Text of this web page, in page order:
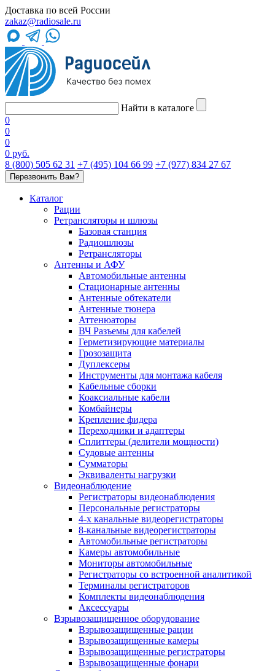
Доставка по всей России
zakaz@radiosale.ru
Найти в каталоге
0
0
0
0 руб.
8 (800) 505 62 31 +7 (495) 104 66 99 +7 (977) 834 27 67
Перезвонить Вам?
Каталог
Рации
Ретрансляторы и шлюзы
Базовая станция
Радиошлюзы
Ретрансляторы
Антенны и АФУ
Автомобильные антенны
Стационарные антенны
Антенные обтекатели
Антенные тюнера
Аттенюаторы
ВЧ Разъемы для кабелей
Герметизирующие материалы
Грозозащита
Дуплексеры
Инструменты для монтажа кабеля
Кабельные сборки
Коаксиальные кабели
Комбайнеры
Крепление фидера
Переходники и адаптеры
Сплиттеры (делители мощности)
Судовые антенны
Сумматоры
Эквиваленты нагрузки
Видеонаблюдение
Регистраторы видеонаблюдения
Персональные регистраторы
4-х канальные видеорегистраторы
8-канальные видеорегистраторы
Автомобильные регистраторы
Камеры автомобильные
Мониторы автомобильные
Регистраторы со встроенной аналитикой
Терминалы регистраторов
Комплекты видеонаблюдения
Аксессуары
Взрывозащищенное оборудование
Взрывозащищенные рации
Взрывозащищенные камеры
Взрывозащищенные регистраторы
Взрывозащищенные фонари